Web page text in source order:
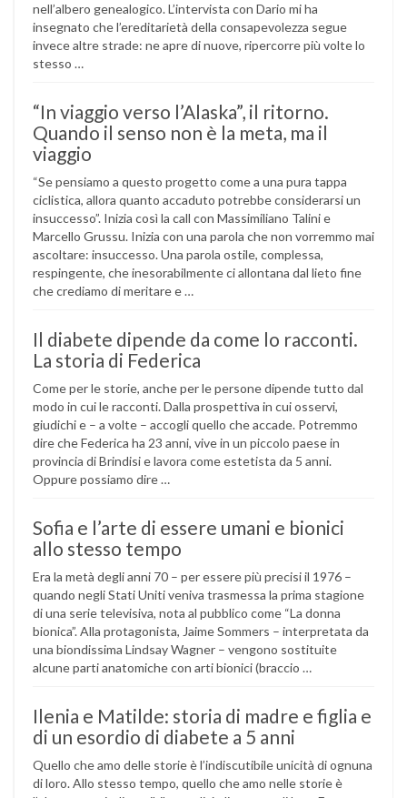
nell’albero genealogico. L’intervista con Dario mi ha
insegnato che l’ereditarietà della consapevolezza segue
invece altre strade: ne apre di nuove, ripercorre più volte lo
stesso …
“In viaggio verso l’Alaska”, il ritorno.
Quando il senso non è la meta, ma il
viaggio
“Se pensiamo a questo progetto come a una pura tappa
ciclistica, allora quanto accaduto potrebbe considerarsi un
insuccesso”. Inizia così la call con Massimiliano Talini e
Marcello Grussu. Inizia con una parola che non vorremmo mai
ascoltare: insuccesso. Una parola ostile, complessa,
respingente, che inesorabilmente ci allontana dal lieto fine
che crediamo di meritare e …
Il diabete dipende da come lo racconti.
La storia di Federica
Come per le storie, anche per le persone dipende tutto dal
modo in cui le racconti. Dalla prospettiva in cui osservi,
giudichi e – a volte – accogli quello che accade. Potremmo
dire che Federica ha 23 anni, vive in un piccolo paese in
provincia di Brindisi e lavora come estetista da 5 anni.
Oppure possiamo dire …
Sofia e l’arte di essere umani e bionici
allo stesso tempo
Era la metà degli anni 70 – per essere più precisi il 1976 –
quando negli Stati Uniti veniva trasmessa la prima stagione
di una serie televisiva, nota al pubblico come “La donna
bionica”. Alla protagonista, Jaime Sommers – interpretata da
una biondissima Lindsay Wagner – vengono sostituite
alcune parti anatomiche con arti bionici (braccio …
Ilenia e Matilde: storia di madre e figlia e
di un esordio di diabete a 5 anni
Quello che amo delle storie è l’indiscutibile unicità di ognuna
di loro. Allo stesso tempo, quello che amo nelle storie è